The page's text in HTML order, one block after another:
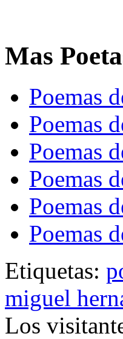
Mas
Poemas
Poemas
Poemas
Poemas
Poemas
Poemas
Etiquetas:
miguel
Los